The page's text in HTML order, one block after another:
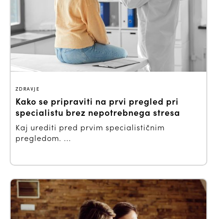
ZDRAVJE
Kako se pripraviti na prvi pregled pri
specialistu brez nepotrebnega stresa
Kaj urediti pred prvim specialističnim
pregledom. ...